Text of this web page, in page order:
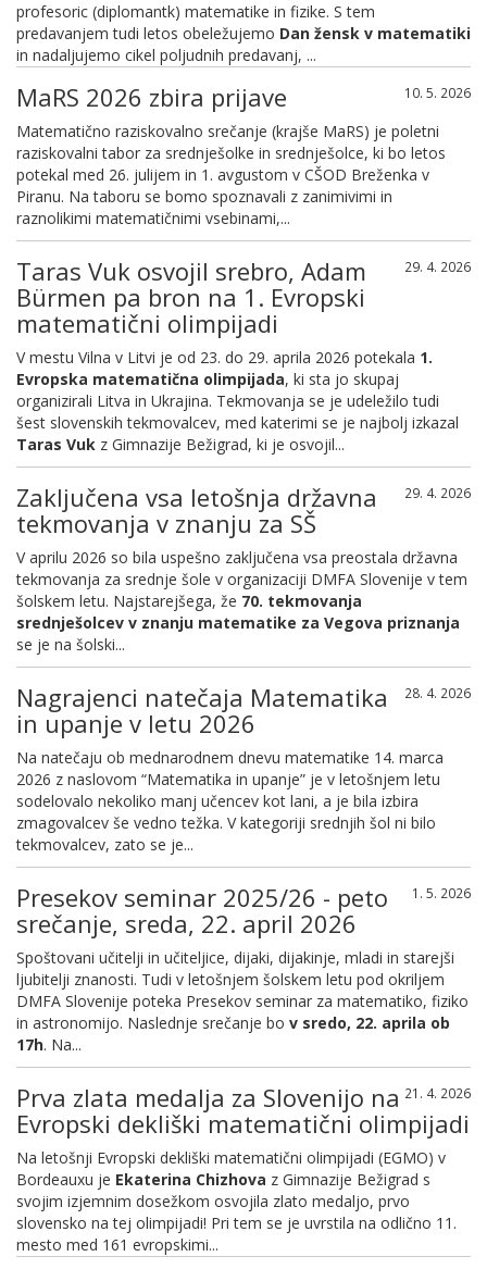
profesoric (diplomantk) matematike in fizike. S tem
predavanjem tudi letos obeležujemo Dan žensk v matematiki
in nadaljujemo cikel poljudnih predavanj, ...
10. 5. 2026
MaRS 2026 zbira prijave
Matematično raziskovalno srečanje (krajše MaRS) je poletni
raziskovalni tabor za srednješolke in srednješolce, ki bo letos
potekal med 26. julijem in 1. avgustom v CŠOD Breženka v
Piranu. Na taboru se bomo spoznavali z zanimivimi in
raznolikimi matematičnimi vsebinami,...
29. 4. 2026
Taras Vuk osvojil srebro, Adam
Bürmen pa bron na 1. Evropski
matematični olimpijadi
V mestu Vilna v Litvi je od 23. do 29. aprila 2026 potekala 1.
Evropska matematična olimpijada, ki sta jo skupaj
organizirali Litva in Ukrajina. Tekmovanja se je udeležilo tudi
šest slovenskih tekmovalcev, med katerimi se je najbolj izkazal
Taras Vuk z Gimnazije Bežigrad, ki je osvojil...
29. 4. 2026
Zaključena vsa letošnja državna
tekmovanja v znanju za SŠ
V aprilu 2026 so bila uspešno zaključena vsa preostala državna
tekmovanja za srednje šole v organizaciji DMFA Slovenije v tem
šolskem letu. Najstarejšega, že 70. tekmovanja
srednješolcev v znanju matematike za Vegova priznanja
se je na šolski...
28. 4. 2026
Nagrajenci natečaja Matematika
in upanje v letu 2026
Na natečaju ob mednarodnem dnevu matematike 14. marca
2026 z naslovom “Matematika in upanje” je v letošnjem letu
sodelovalo nekoliko manj učencev kot lani, a je bila izbira
zmagovalcev še vedno težka. V kategoriji srednjih šol ni bilo
tekmovalcev, zato se je...
1. 5. 2026
Presekov seminar 2025/26 - peto
srečanje, sreda, 22. april 2026
Spoštovani učitelji in učiteljice, dijaki, dijakinje, mladi in starejši
ljubitelji znanosti. Tudi v letošnjem šolskem letu pod okriljem
DMFA Slovenije poteka Presekov seminar za matematiko, fiziko
in astronomijo. Naslednje srečanje bo v sredo, 22. aprila ob
17h. Na...
21. 4. 2026
Prva zlata medalja za Slovenijo na
Evropski dekliški matematični olimpijadi
Na letošnji Evropski dekliški matematični olimpijadi (EGMO) v
Bordeauxu je Ekaterina Chizhova z Gimnazije Bežigrad s
svojim izjemnim dosežkom osvojila zlato medaljo, prvo
slovensko na tej olimpijadi! Pri tem se je uvrstila na odlično 11.
mesto med 161 evropskimi...